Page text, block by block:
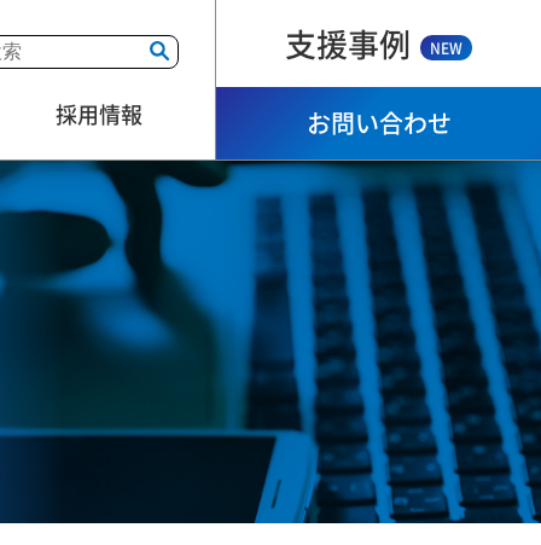
支援事例 NEW
お問い合わせ
採用情報